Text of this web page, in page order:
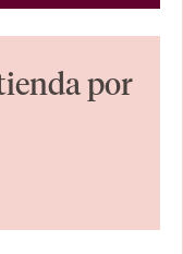
por